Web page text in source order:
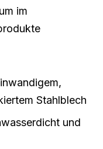
im
Stahlblech
und